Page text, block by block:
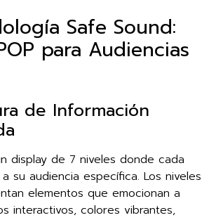
Safe Sound:
para Audiencias
de Información
display de 7 niveles donde cada
su audiencia específica. Los niveles
elementos que emocionan a
interactivos, colores vibrantes,